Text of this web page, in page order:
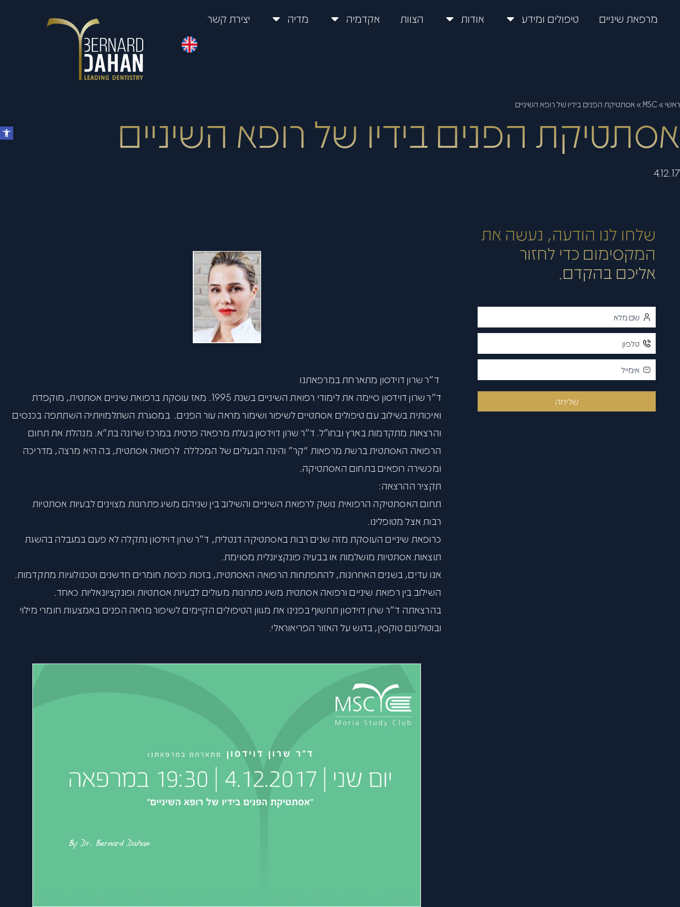
מרפאת שיניים טיפולים ומידע אודות הצוות אקדמיה מדיה יצירת קשר
ראשי »
MSC
» אסתטיקת הפנים בידיו של רופא השיניים
אסתטיקת הפנים בידיו של רופא השיניים
4.12.17
שלחו לנו הודעה, נעשה את
המקסימום כדי לחזור
אליכם בהקדם.
שליחה
ד”ר שרון דוידסון מתארחת במרפאתנו
ד”ר שרון דוידסון סיימה את לימודי רפואת השיניים בשנת 1995. מאז עוסקת ברפואת שיניים אסתטית, מוקפדת
ואיכותית בשילוב עם טיפולים אסתטיים לשיפור ושימור מראה עור הפנים. במסגרת השתלמויותיה השתתפה בכנסים
והרצאות מתקדמות בארץ ובחו”ל. ד”ר שרון דוידסון בעלת מרפאה פרטית במרכז שרונה בת”א. מנהלת את תחום
הרפואה האסתטית ברשת מרפאות “קר” והינה הבעלים של המכללה לרפואה אסתטית, בה היא מרצה, מדריכה
ומכשירה רופאים בתחום האסתטיקה.
תקציר ההרצאה:
תחום האסתטיקה הרפואית נושק לרפואת השיניים והשילוב בין שניהם משיג פתרונות מצוינים לבעיות אסתטיות
רבות אצל מטופלינו.
כרופאת שיניים העוסקת מזה שנים רבות באסתטיקה דנטלית, ד”ר שרון דוידסון נתקלה לא פעם במגבלה בהשגת
תוצאות אסתטיות מושלמות או בבעיה פונקציונלית מסוימת.
אנו עדים, בשנים האחרונות, להתפתחות הרפואה האסתטית, בזכות כניסת חומרים חדשנים וטכנולוגיות מתקדמות.
השילוב בין רפואת שיניים ורפואה אסתטית משיג פתרונות מעולים לבעיות אסתטיות ופונקציונאליות כאחד.
בהרצאתה ד”ר שרון דוידסון תחשוף בפנינו את מגוון הטיפולים הקיימים לשיפור מראה הפנים באמצעות חומרי מילוי
ובוטולינום טוקסין, בדגש על האזור הפריאוראלי.